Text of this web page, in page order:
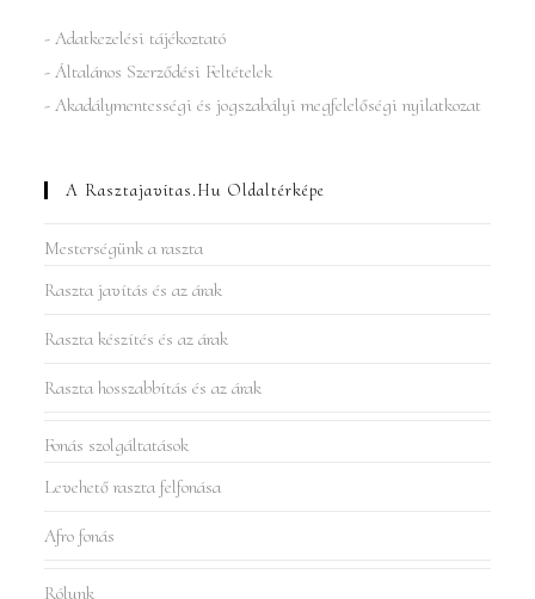
- Adatkezelési tájékoztató
- Általános Szerződési Feltételek
- Akadálymentességi és jogszabályi megfelelőségi nyilatkozat
A Rasztajavitas.hu Oldaltérképe
Mesterségünk a raszta
Raszta javítás és az árak
Raszta készítés és az árak
Raszta hosszabbítás és az árak
Fonás szolgáltatások
Levehető raszta felfonása
Afro fonás
Rólunk